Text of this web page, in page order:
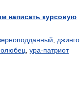
написать курсовую
джинго
ура-патриот